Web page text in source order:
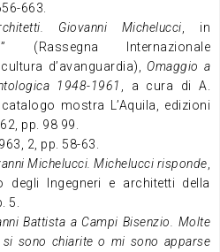
663.
Giovanni Michelucci, in
(Rassegna Internazionale
d’avanguardia), Omaggio a
1948-1961 , a cura di A.
mostra L’Aquila, edizioni
pp. 98 99.
2, pp. 58-63.
Michelucci. Michelucci risponde,
degli Ingegneri e architetti della
5.
Battista a Campi Bisenzio. Molte
sono chiarite o mi sono apparse